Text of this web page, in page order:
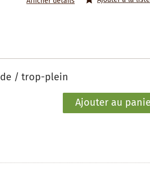
/ trop-plein
Ajouter au